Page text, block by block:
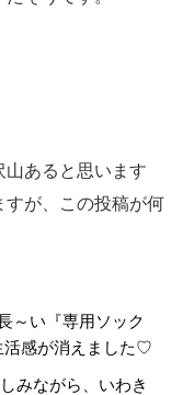
山あると思います
すが、この投稿が何
～い『専用ソック
活感が消えました♡
みながら、いわき